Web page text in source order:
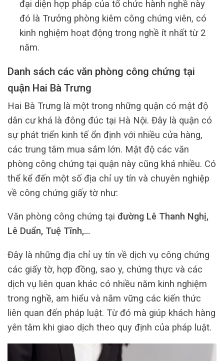
đại diện hợp pháp của tổ chức hành nghề này
đó là Trưởng phòng kiêm công chứng viên, có
kinh nghiệm hoạt động trong nghề ít nhất từ 2
năm.
Danh sách các văn phòng công chứng tại
quận Hai Bà Trưng
Hai Bà Trưng là một trong những quận có mật độ
dân cư khá là đông đúc tại Hà Nội. Đây là quận có
sự phát triển kinh tế ổn định với nhiều cửa hàng,
các trung tâm mua sắm lớn. Mật độ các văn
phòng công chứng tại quận này cũng khá nhiều. Có
thể kể đến một số địa chỉ uy tín và chuyên nghiệp
về công chứng giấy tờ như:
Văn phòng công chứng tại đường Lê Thanh Nghị,
Lê Duẩn, Tuệ Tĩnh,…
Đây là những địa chỉ uy tín về dịch vụ công chứng
các giấy tờ, hợp đồng, sao y, chứng thực và các
dịch vụ liên quan khác có nhiều năm kinh nghiệm
trong nghề, am hiểu và nắm vững các kiến thức
liên quan đến pháp luật. Từ đó mà giúp khách hàng
yên tâm khi giao dịch theo quy định của pháp luật.